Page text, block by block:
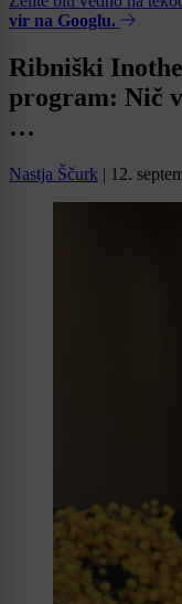
vir na Googlu.
Ribniški
program: Nič
…
Nastja Ščurk | 12.